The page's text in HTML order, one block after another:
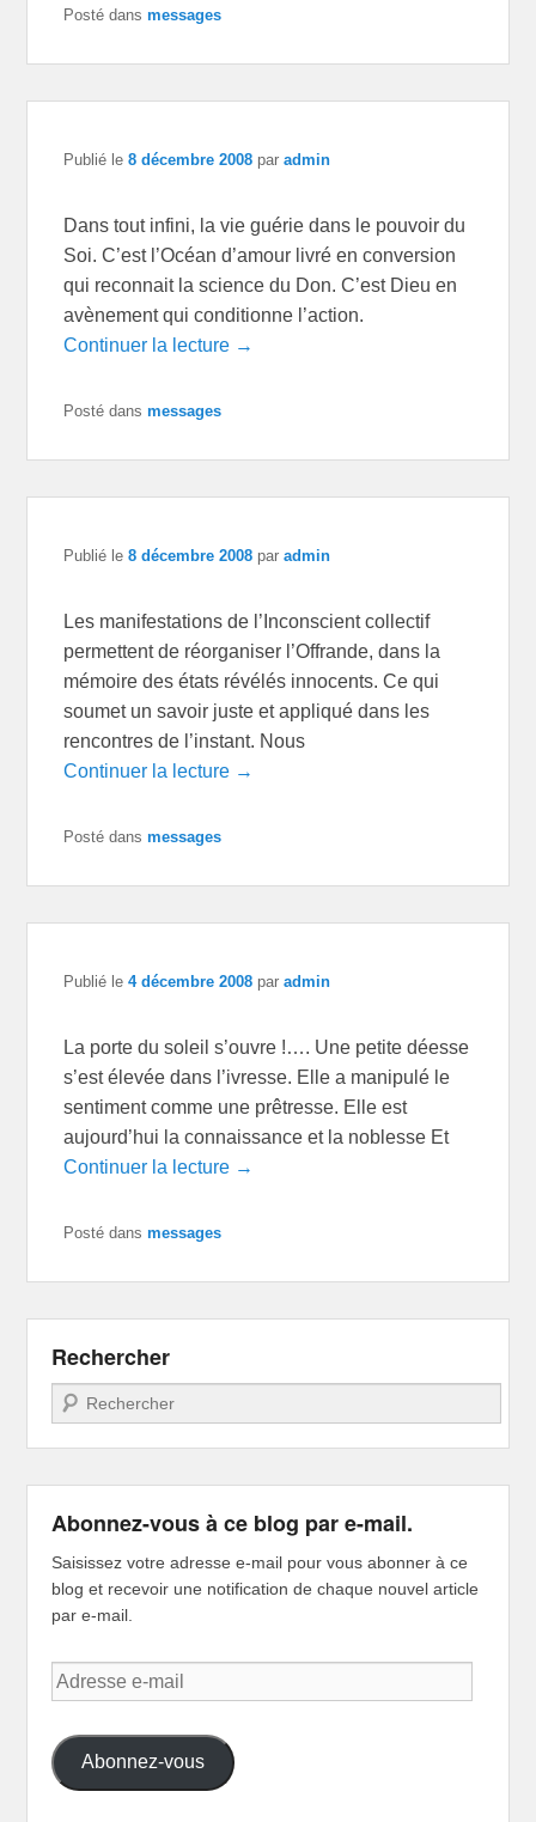
Posté dans messages
Publié le8 décembre 2008 paradmin
Dans tout infini, la vie guérie dans le pouvoir du
Soi. C’est l’Océan d’amour livré en conversion
qui reconnait la science du Don. C’est Dieu en
avènement qui conditionne l’action.
Continuer la lecture →
Posté dans messages
Publié le8 décembre 2008 paradmin
Les manifestations de l’Inconscient collectif
permettent de réorganiser l’Offrande, dans la
mémoire des états révélés innocents. Ce qui
soumet un savoir juste et appliqué dans les
rencontres de l’instant. Nous
Continuer la lecture →
Posté dans messages
Publié le4 décembre 2008 paradmin
La porte du soleil s’ouvre !…. Une petite déesse
s’est élevée dans l’ivresse. Elle a manipulé le
sentiment comme une prêtresse. Elle est
aujourd’hui la connaissance et la noblesse Et
Continuer la lecture →
Posté dans messages
Rechercher
Recherche
Abonnez-vous à ce blog par e-mail.
Saisissez votre adresse e-mail pour vous abonner à ce
blog et recevoir une notification de chaque nouvel article
par e-mail.
Adresse
e-
Abonnez-vous